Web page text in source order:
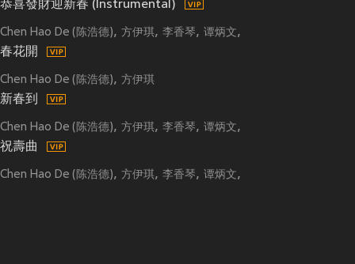
恭喜發財迎新春 (Instrumental)
Chen Hao De (陈浩德) 方伊琪 李香琴 谭炳文
春花開
Chen Hao De (陈浩德) 方伊琪
新春到
Chen Hao De (陈浩德) 方伊琪 李香琴 谭炳文
祝壽曲
Chen Hao De (陈浩德) 方伊琪 李香琴 谭炳文